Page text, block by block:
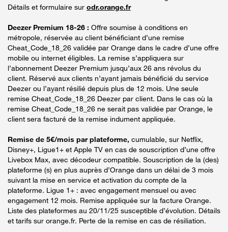
Détails et formulaire sur odr.orange.fr
Deezer Premium 18-26 : Offre soumise à conditions en
métropole, réservée au client bénéficiant d’une remise
Cheat_Code_18_26 validée par Orange dans le cadre d’une offre
mobile ou internet éligibles. La remise s’appliquera sur
l’abonnement Deezer Premium jusqu’aux 26 ans révolus du
client. Réservé aux clients n’ayant jamais bénéficié du service
Deezer ou l’ayant résilié depuis plus de 12 mois. Une seule
remise Cheat_Code_18_26 Deezer par client. Dans le cas où la
remise Cheat_Code_18_26 ne serait pas validée par Orange, le
client sera facturé de la remise indument appliquée.
Remise de 5€/mois par plateforme, cumulable, sur Netflix,
Disney+, Ligue1+ et Apple TV en cas de souscription d’une offre
Livebox Max, avec décodeur compatible. Souscription de la (des)
plateforme (s) en plus auprès d’Orange dans un délai de 3 mois
suivant la mise en service et activation du compte de la
plateforme. Ligue 1+ : avec engagement mensuel ou avec
engagement 12 mois. Remise appliquée sur la facture Orange.
Liste des plateformes au 20/11/25 susceptible d’évolution. Détails
et tarifs sur orange.fr. Perte de la remise en cas de résiliation.